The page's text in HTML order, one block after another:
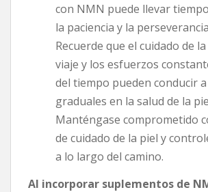
con NMN puede llevar
la paciencia y la
Recuerde que el cuidado de
viaje y los esfuerzos
del tiempo pueden conducir
graduales en la salud de la
Manténgase comprometido
de cuidado de la piel y
a lo largo del camino.
Al incorporar suplementos de